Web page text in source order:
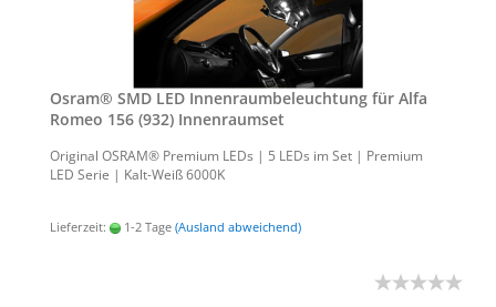
Osram® SMD LED In­nen­raum­be­leuch­tung für Alfa
Romeo 156 (932) In­nen­ra­um­set
Ori­gi­nal OSRAM® Pre­mi­um LEDs | 5 LEDs im Set | Pre­mi­um
LED Serie | Kalt-​Weiß 6000K
Lieferzeit: 1-2 Tage (Ausland abweichend)